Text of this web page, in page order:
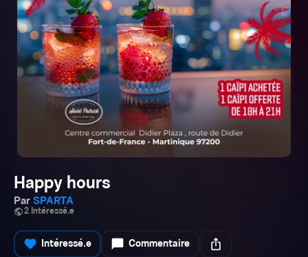
Happy hours
Par SPARTA
public2 Intéressé.e
favorite Intéressé.e chat_bubble Commentaire ios_share